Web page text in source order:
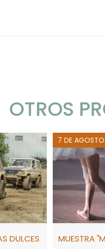
OTROS
DULCES
7 DE AGOSTO
MUESTRA